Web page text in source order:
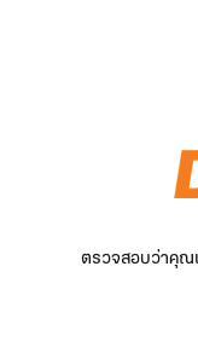
ตรวจสอบว่าคุณ